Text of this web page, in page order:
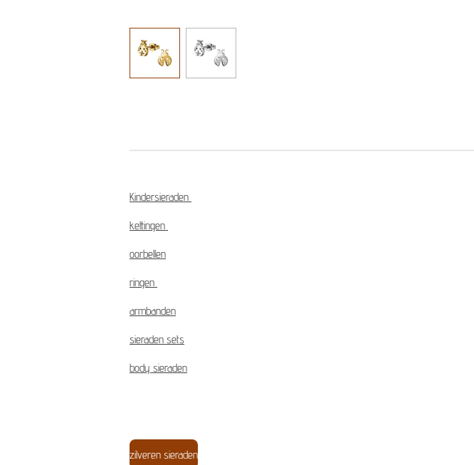
Kindersieraden
kettingen
oorbellen
ringen
armbanden
sieraden sets
body sieraden
zilveren sieraden